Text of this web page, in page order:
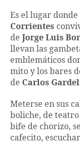
Es el lugar
Corrientes
de Jorge Luis
llevan las
emblemáticos
mito y los bares
de Carlos Gardel
Meterse en sus
boliche, de
bife de chorizo,
cafecito,